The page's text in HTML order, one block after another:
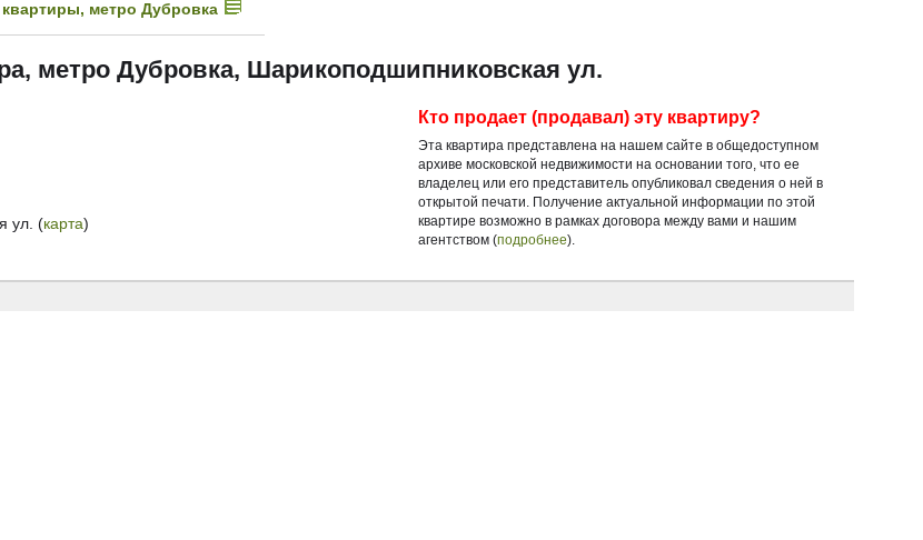
метро Дубровка
метро Дубровка, Шарикоподшипниковская ул.
ул. (карта)
Кто продает (продавал) эту квартиру?
Эта квартира представлена на нашем сайте в общедоступном
архиве московской недвижимости на основании того, что ее
владелец или его представитель опубликовал сведения о ней в
открытой печати. Получение актуальной информации по этой
квартире возможно в рамках договора между вами и нашим
агентством (подробнее).